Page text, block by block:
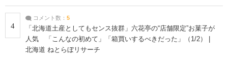
4
コメント数： 5
「北海道土産としてもセンス抜群」六花亭の“店舗限定”お菓子が
人気 「こんなの初めて」「箱買いするべきだった」（1/2） |
北海道 ねとらぼリサーチ